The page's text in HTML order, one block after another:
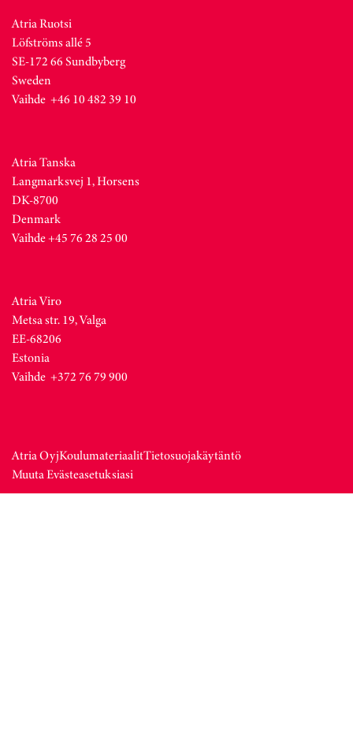
Atria Ruotsi
Löfströms allé 5
SE-172 66 Sundbyberg
Sweden
Vaihde +46 10 482 39 10
Atria Tanska
Langmarksvej 1, Horsens
DK-8700
Denmark
Vaihde +45 76 28 25 00
Atria Viro
Metsa str. 19, Valga
EE-68206
Estonia
Vaihde +372 76 79 900
Atria OyjKoulumateriaalitTietosuojakäytäntö
Muuta Evästeasetuksiasi